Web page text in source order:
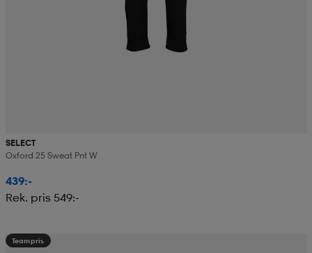
SELECT
Oxford 25 Sweat Pnt W
439:-
Rek. pris 549:-
Teampris